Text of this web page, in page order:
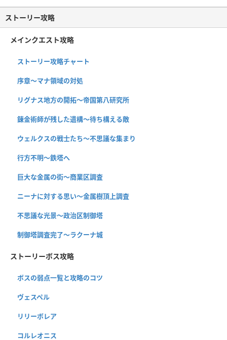
ストーリー攻略
メインクエスト攻略
ストーリー攻略チャート
序章〜マナ領域の対処
リグナス地方の開拓〜帝国第八研究所
錬金術師が残した遺構〜待ち構える敵
ウェルクスの戦士たち〜不思議な集まり
行方不明〜鉄塔へ
巨大な金属の街〜商業区調査
ニーナに対する思い〜金属樹頂上調査
不思議な光景〜政治区制御塔
制御塔調査完了〜ラクーナ城
ストーリーボス攻略
ボスの弱点一覧と攻略のコツ
ヴェスペル
リリーボレア
コルレオニス